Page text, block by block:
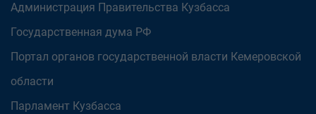
Администрация Правительства Кузбасса
Государственная дума РФ
Портал органов государственной власти Кемеровской
области
Парламент Кузбасса